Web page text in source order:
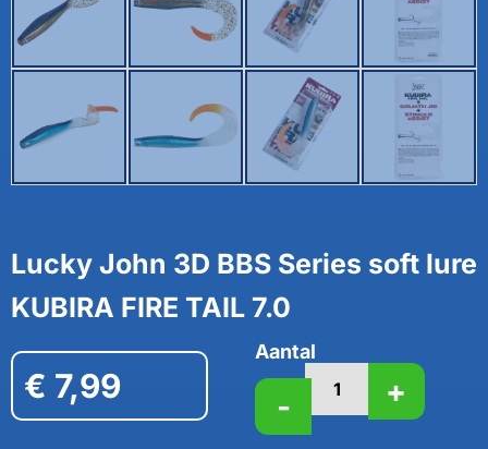
Lucky John 3D BBS Series soft lure
KUBIRA FIRE TAIL 7.0
€ 7,99
Aantal
- +